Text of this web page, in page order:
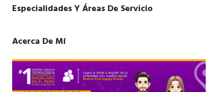
Especialidades Y Áreas De Servicio
Acerca De Mí